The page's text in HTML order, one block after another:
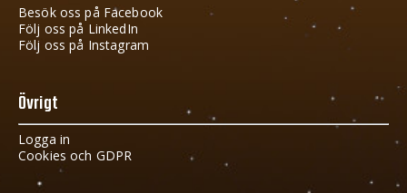
Besök oss på Facebook
Följ oss på LinkedIn
Följ oss på Instagram
Övrigt
Logga in
Cookies och GDPR